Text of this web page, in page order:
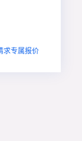
求专属报价